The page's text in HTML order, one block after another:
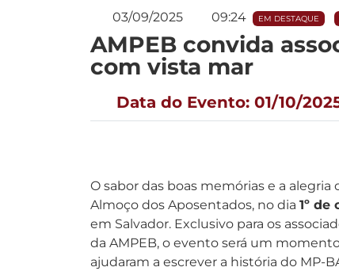
03/09/2025 09:24 EM DESTAQUE
AMPEB convida
com vista mar
Data do Evento: 01/10/
O sabor das boas memórias e a
Almoço dos Aposentados, no dia 1º
em Salvador. Exclusivo para os
da AMPEB, o evento será um
ajudaram a escrever a história do MP-